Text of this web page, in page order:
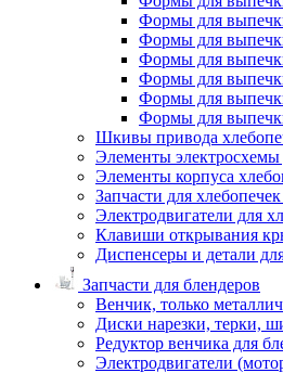
Формы для
Формы для
Формы для
Формы для
Формы для
Формы для
Шкивы привода
Элементы электросхемы
Элементы корпуса
Запчасти для
Электродвигатели для
Клавиши открывания
Диспенсеры и детали
Запчасти для блендеров
Венчик, только
Диски нарезки, терки,
Редуктор венчика для
Электродвигатели